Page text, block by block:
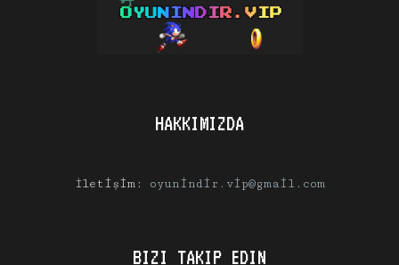
HAKKIMIZDA
İletişim: oyunindir.vip@gmail.com
BIZI TAKIP EDIN